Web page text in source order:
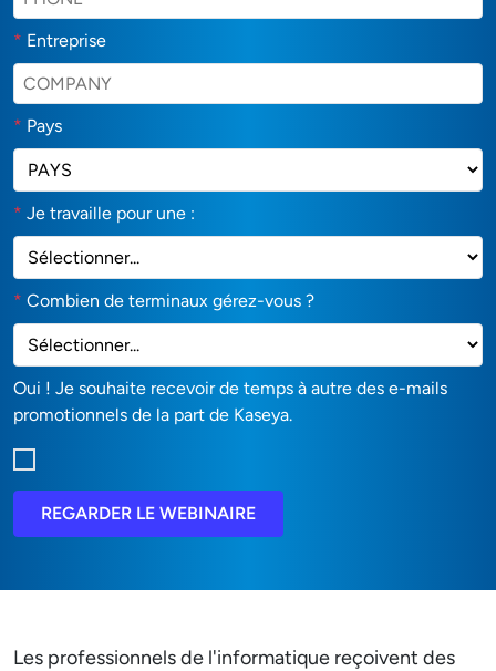
* Entreprise
* Pays
* Je travaille pour une :
* Combien de terminaux gérez-vous ?
Oui ! Je souhaite recevoir de temps à autre des e-mails
promotionnels de la part de Kaseya.
REGARDER LE WEBINAIRE
Les professionnels de l'informatique reçoivent des